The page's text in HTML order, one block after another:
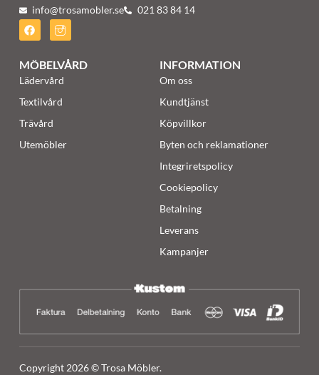
info@trosamobler.se 021 83 84 14
MÖBELVÅRD
Lädervård
Textilvård
Trävård
Utemöbler
INFORMATION
Om oss
Kundtjänst
Köpvillkor
Byten och reklamationer
Integriretspolicy
Cookiepolicy
Betalning
Leverans
Kampanjer
Copyright 2026 © Trosa Möbler.